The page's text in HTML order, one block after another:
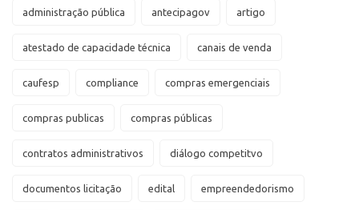
administração pública antecipagov artigo
atestado de capacidade técnica canais de venda
caufesp compliance compras emergenciais
compras publicas compras públicas
contratos administrativos diálogo competitvo
documentos licitação edital empreendedorismo